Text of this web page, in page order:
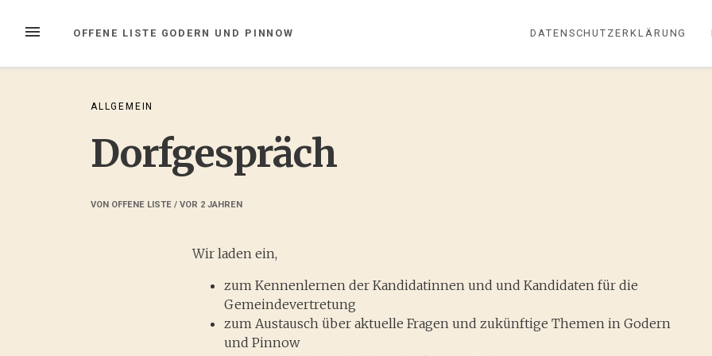
InhaltMENÜ OFFENE LISTE GODERN UND PINNOW DATENSCHUTZERKLÄRUNG
ALLGEMEIN
Dorfgespräch
VON OFFENE LISTE / VOR 2 JAHREN
Wir laden ein,
zum Kennenlernen der Kandidatinnen und und Kandidaten für die
Gemeindevertretung
zum Austausch über aktuelle Fragen und zukünftige Themen in Godern
und Pinnow